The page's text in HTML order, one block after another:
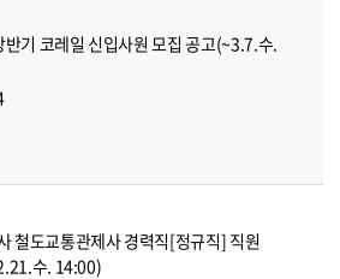
기 코레일 신입사원 모집 공고(~3.7.수.
철도교통관제사 경력직[정규직] 직원
수. 14:00)